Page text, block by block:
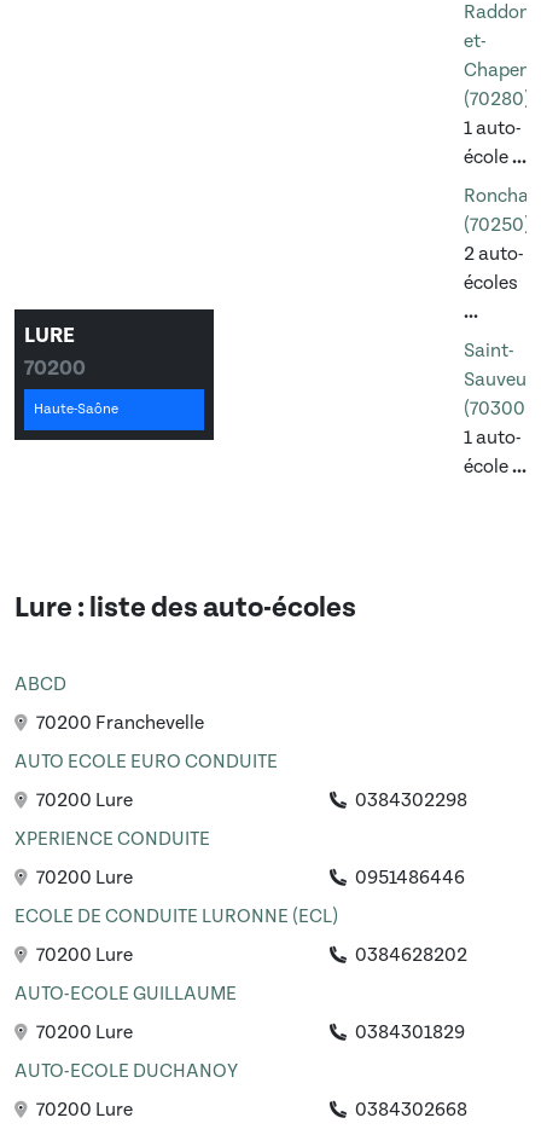
LURE
70200
Haute-Saône
Raddon-
et-
(70280)
1 auto-
école...
(70250)
2 auto-
écoles
...
Saint-
Sauveur
(70300)
1 auto-
école...
Lure : liste des auto-écoles
ABCD
70200 Franchevelle
AUTO ECOLE EURO CONDUITE
70200 Lure
0384302298
XPERIENCE CONDUITE
70200 Lure
0951486446
ECOLE DE CONDUITE LURONNE (ECL)
70200 Lure
0384628202
AUTO-ECOLE GUILLAUME
70200 Lure
0384301829
AUTO-ECOLE DUCHANOY
70200 Lure
0384302668